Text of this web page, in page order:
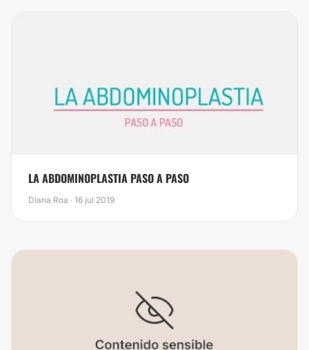
LA ABDOMINOPLASTIA PASO A PASO
Diana Roa · 16 jul 2019